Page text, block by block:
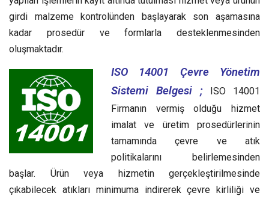
girdi malzeme kontrolünden başlayarak son aşamasına
kadar prosedür ve formlarla desteklenmesinden
oluşmaktadır.
ISO 14001 Çevre Yönetim
Sistemi Belgesi ;
ISO 14001
Firmanın vermiş olduğu hizmet
imalat ve üretim prosedürlerinin
tamamında çevre ve atık
politikalarını belirlemesinden
başlar. Ürün veya hizmetin gerçekleştirilmesinde
çıkabilecek atıkları minimuma indirerek çevre kirliliği ve